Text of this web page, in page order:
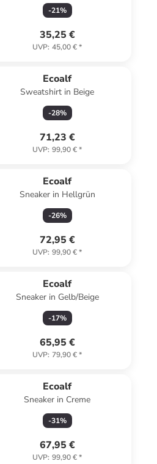
-21%
35,25 €
UVP: 45,00 €*
Ecoalf
Sweatshirt in Beige
-28%
71,23 €
UVP: 99,90 €*
Ecoalf
Sneaker in Hellgrün
-26%
72,95 €
UVP: 99,90 €*
Ecoalf
Sneaker in Gelb/Beige
-17%
65,95 €
UVP: 79,90 €*
Ecoalf
Sneaker in Creme
-31%
67,95 €
UVP: 99,90 €*